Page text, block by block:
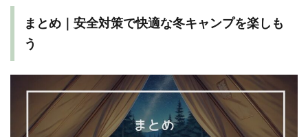
まとめ｜安全対策で快適な冬キャンプを楽しも
う